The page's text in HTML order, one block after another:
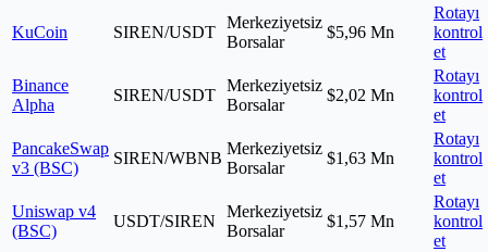
KuCoin SIREN/USDT
Merkeziyetsiz
Borsalar
$5,96 Mn
Rotayı
kontrol
et
Binance
Alpha
SIREN/USDT
Merkeziyetsiz
Borsalar
$2,02 Mn
Rotayı
kontrol
et
PancakeSwap
v3 (BSC)
SIREN/WBNB
Merkeziyetsiz
Borsalar
$1,63 Mn
Rotayı
kontrol
et
Uniswap v4
(BSC)
USDT/SIREN
Merkeziyetsiz
Borsalar
$1,57 Mn
Rotayı
kontrol
et